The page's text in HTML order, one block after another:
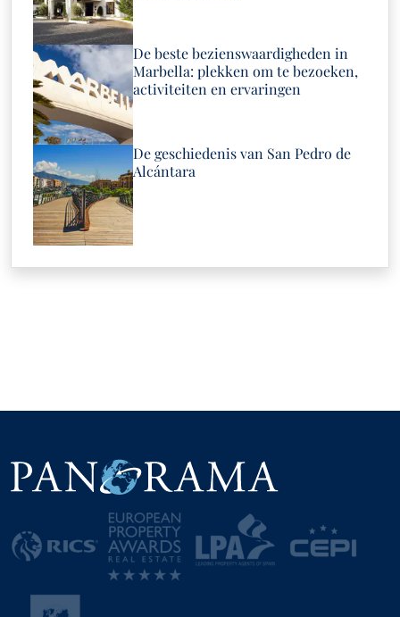
De beste bezienswaardigheden in
Marbella: plekken om te bezoeken,
activiteiten en ervaringen
De geschiedenis van San Pedro de
Alcántara